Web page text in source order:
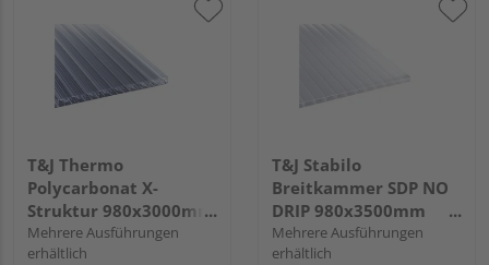
T&J Thermo
Polycarbonat X-
Struktur 980x3000mm
glasklar 25mm
Mehrere Ausführungen
erhältlich
T&J Stabilo
Breitkammer SDP NO
DRIP 980x3500mm
weiß-OPAL 16mm
Mehrere Ausführungen
erhältlich